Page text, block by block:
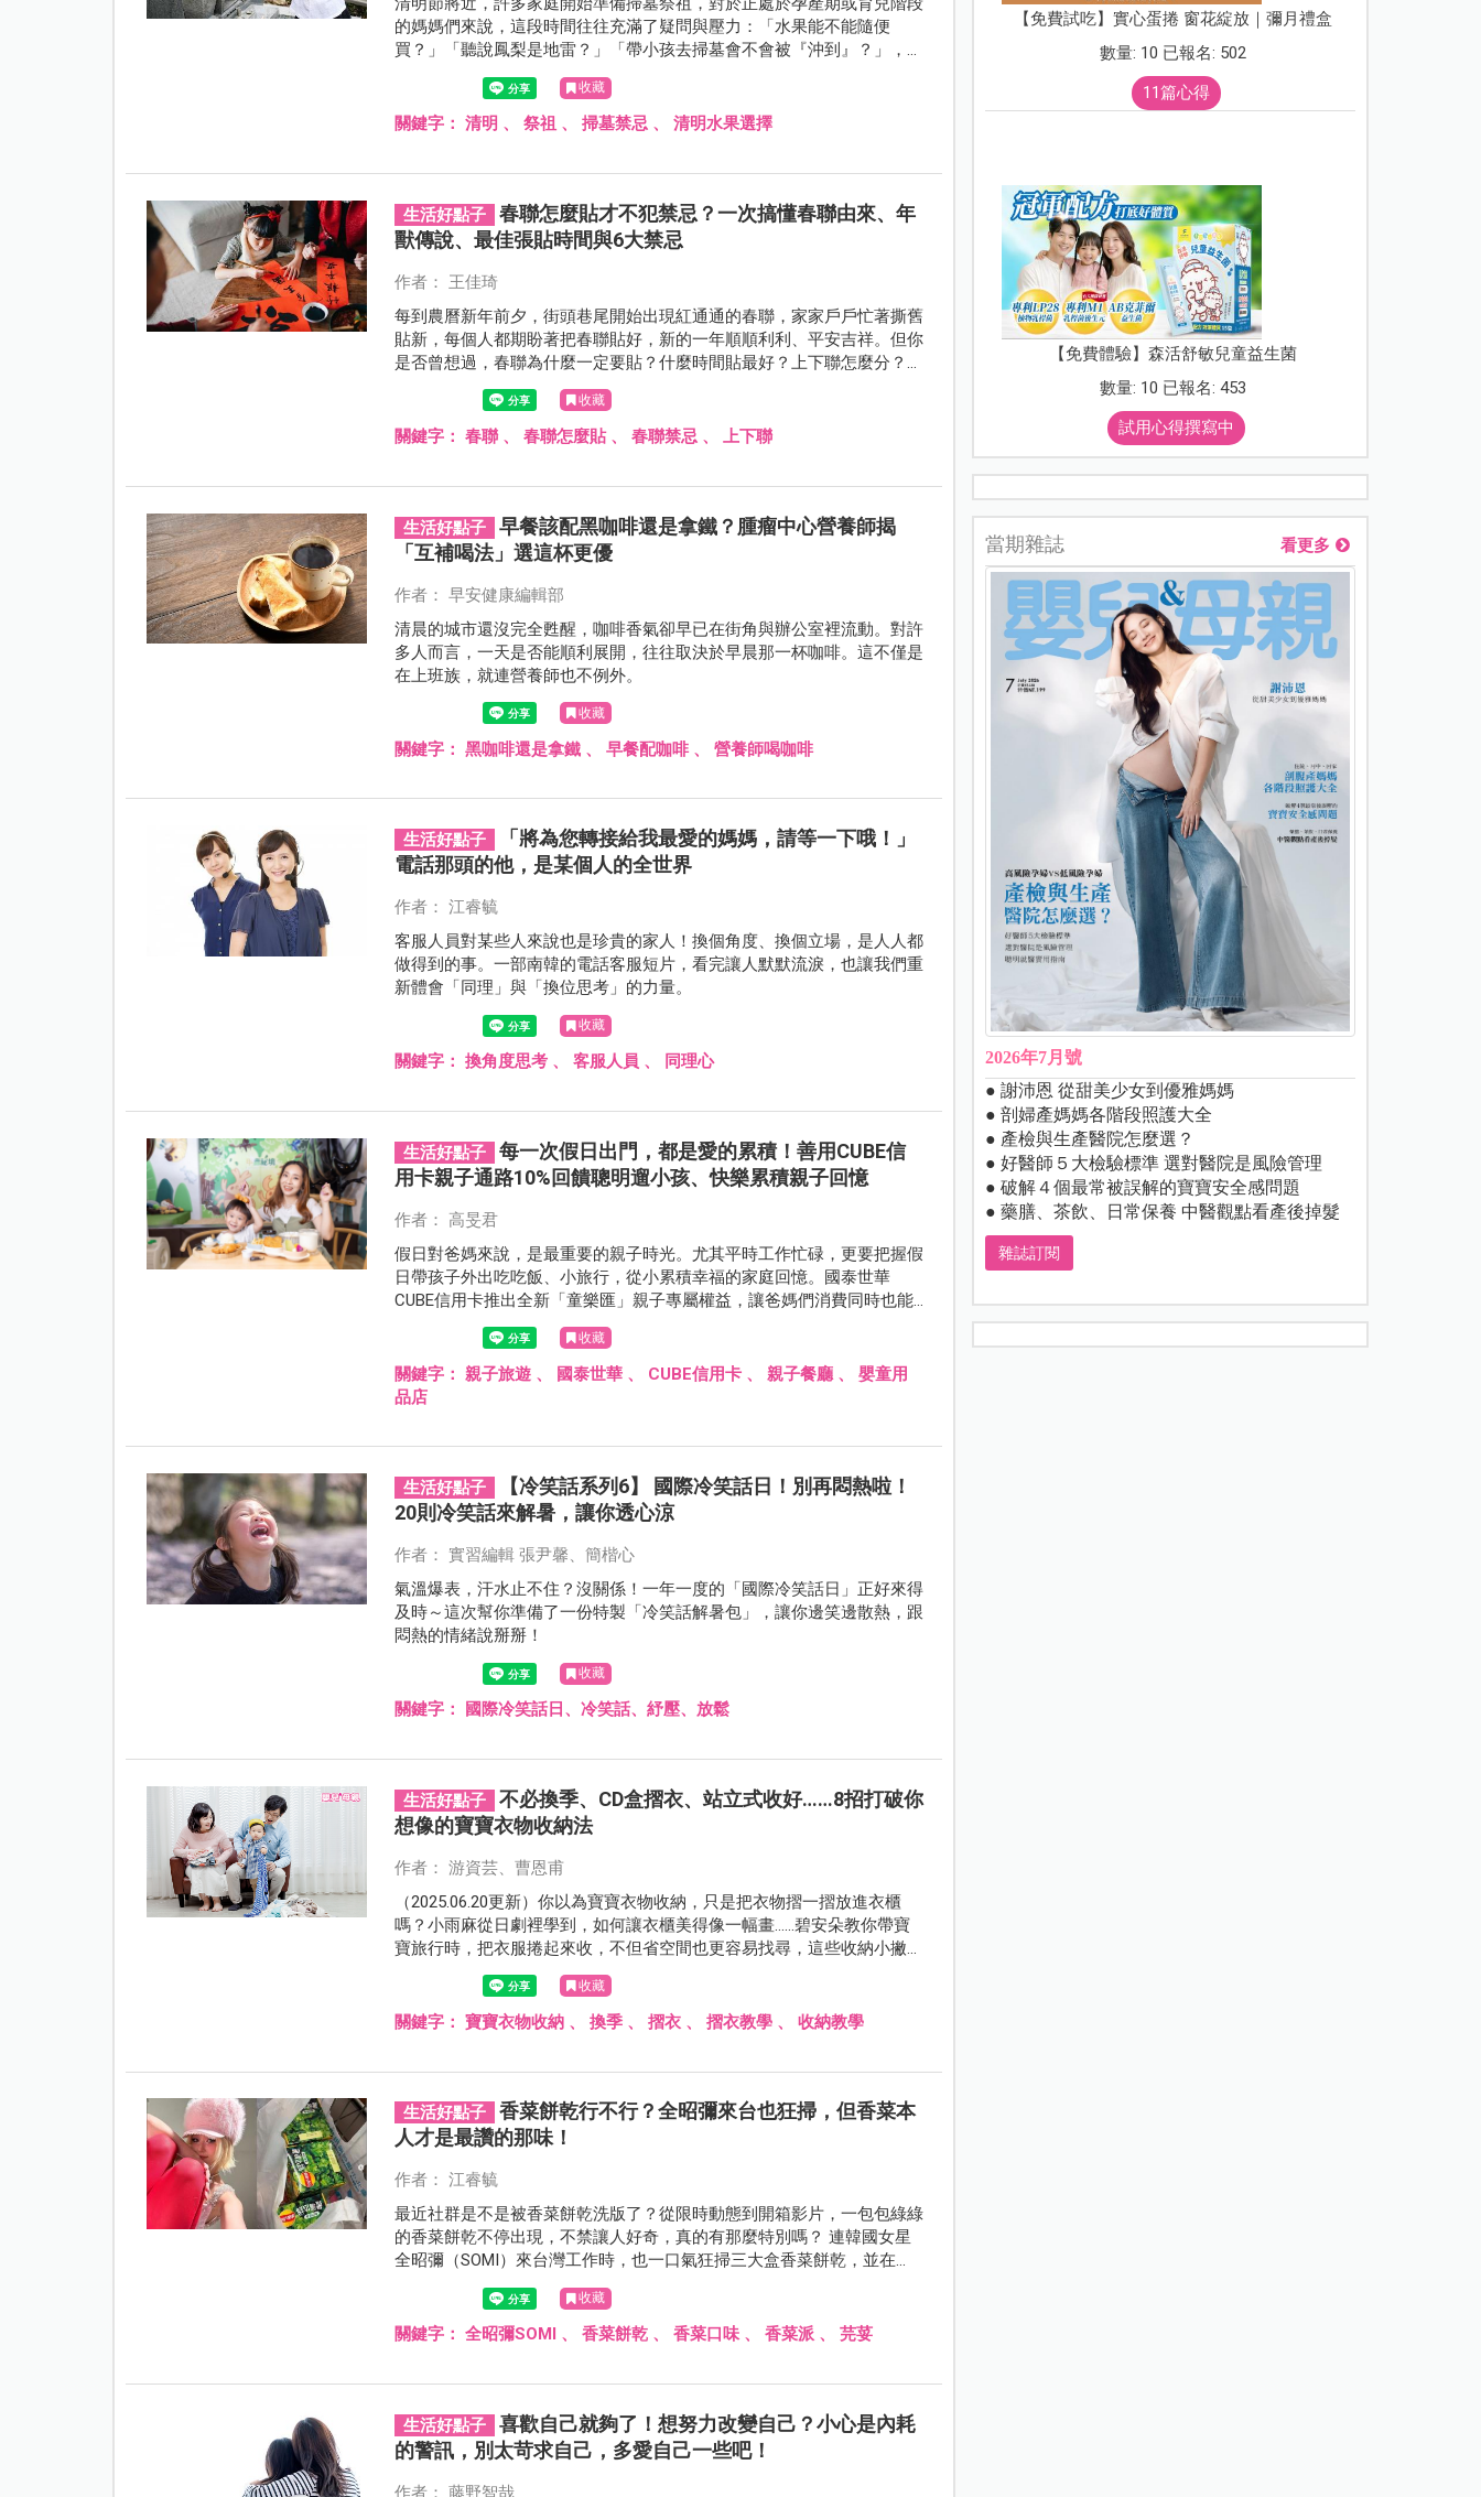
的媽媽們來說，這段時間往往充滿了疑問與壓力：「水果能不能隨便
買？」「聽說鳳梨是地雷？」「帶小孩去掃墓會不會被『沖到』？」，每
到清明節，就會出現一大堆讓媽媽焦慮的問題，其實只要抓對核心原則，
就不需要過度緊張。
收藏
關鍵字：清明 、祭祖 、掃墓禁忌 、清明水果選擇
生活好點子
春聯怎麼貼才不犯禁忌？一次搞懂春聯由來、年
獸傳說、最佳張貼時間與6大禁忌
作者： 王佳琦
每到農曆新年前夕，街頭巷尾開始出現紅通通的春聯，家家戶戶忙著撕舊
貼新，每個人都期盼著把春聯貼好，新的一年順順利利、平安吉祥。但你
是否曾想過，春聯為什麼一定要貼？什麼時間貼最好？上下聯怎麼分？
「福」字到底能不能倒著貼？
收藏
關鍵字：春聯、春聯怎麼貼、春聯禁忌 、上下聯
生活好點子
早餐該配黑咖啡還是拿鐵？腫瘤中心營養師揭
「互補喝法」選這杯更優
作者： 早安健康編輯部
清晨的城市還沒完全甦醒，咖啡香氣卻早已在街角與辦公室裡流動。對許
多人而言，一天是否能順利展開，往往取決於早晨那一杯咖啡。這不僅是
在上班族，就連營養師也不例外。
收藏
關鍵字：黑咖啡還是拿鐵 、早餐配咖啡、營養師喝咖啡
生活好點子
「將為您轉接給我最愛的媽媽，請等一下哦！」
電話那頭的他，是某個人的全世界
作者： 江睿毓
客服人員對某些人來說也是珍貴的家人！換個角度、換個立場，是人人都
做得到的事。一部南韓的電話客服短片，看完讓人默默流淚，也讓我們重
新體會「同理」與「換位思考」的力量。
收藏
關鍵字：換角度思考 、客服人員 、 同理心
生活好點子
每一次假日出門，都是愛的累積！善用CUBE信
用卡親子通路10%回饋聰明遛小孩、快樂累積親子回憶
作者： 高旻君
假日對爸媽來說，是最重要的親子時光。尤其平時工作忙碌，更要把握假
日帶孩子外出吃吃飯、小旅行，從小累積幸福的家庭回憶。國泰世華
CUBE信用卡推出全新「童樂匯」親子專屬權益，讓爸媽們消費同時也能
享有最高10%小樹點(信用卡)回饋。
收藏
關鍵字：親子旅遊 、 國泰世華 、 CUBE信用卡 、親子餐廳、嬰童用
品店
生活好點子
【冷笑話系列6】 國際冷笑話日！別再悶熱啦！
20則冷笑話來解暑，讓你透心涼
作者： 實習編輯 張尹馨、簡楷心
氣溫爆表，汗水止不住？沒關係！一年一度的「國際冷笑話日」正好來得
及時～這次幫你準備了一份特製「冷笑話解暑包」，讓你邊笑邊散熱，跟
悶熱的情緒說掰掰！
收藏
關鍵字： 國際冷笑話日、冷笑話、紓壓、放鬆
生活好點子
不必換季、CD盒摺衣、站立式收好……8招打破你
想像的寶寶衣物收納法
作者： 游資芸、曹恩甫
（2025.06.20更新）你以為寶寶衣物收納，只是把衣物摺一摺放進衣櫃
嗎？小雨麻從日劇裡學到，如何讓衣櫃美得像一幅畫……碧安朵教你帶寶
寶旅行時，把衣服捲起來收，不但省空間也更容易找尋，這些收納小撇
步，絕對打破你以往的想像！
收藏
關鍵字：寶寶衣物收納 、換季 、摺衣 、摺衣教學 、收納教學
生活好點子
香菜餅乾行不行？全昭彌來台也狂掃，但香菜本
人才是最讚的那味！
作者： 江睿毓
最近社群是不是被香菜餅乾洗版了？從限時動態到開箱影片，一包包綠綠
的香菜餅乾不停出現，不禁讓人好奇，真的有那麼特別嗎？ 連韓國女星
全昭彌（SOMI）來台灣工作時，也一口氣狂掃三大盒香菜餅乾，並在
Instagram高調示愛：「我要更多香菜餅乾！」
收藏
關鍵字：全昭彌SOMI 、香菜餅乾 、香菜口味、香菜派 、芫荽
生活好點子
喜歡自己就夠了！想努力改變自己？小心是內耗
的警訊，別太苛求自己，多愛自己一些吧！
作者： 藤野智哉
【免費試吃】實心蛋捲 窗花綻放｜彌月禮盒
數量: 10 已報名: 502
11篇心得
【免費體驗】森活舒敏兒童益生菌
數量: 10 已報名: 453
試用心得撰寫中
當期雜誌 看更多
2026年7月號
● 謝沛恩 從甜美少女到優雅媽媽
● 剖婦產媽媽各階段照護大全
● 產檢與生產醫院怎麼選？
● 好醫師５大檢驗標準 選對醫院是風險管理
● 破解４個最常被誤解的寶寶安全感問題
● 藥膳、茶飲、日常保養 中醫觀點看產後掉髮
雜誌訂閱